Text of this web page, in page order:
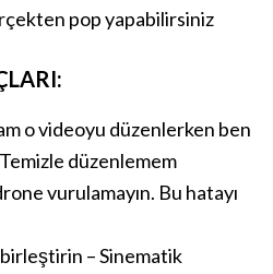
pop yapabilirsiniz
o videoyu düzenlerken ben
düzenlemem
vurulamayın. Bu hatayı
– Sinematik